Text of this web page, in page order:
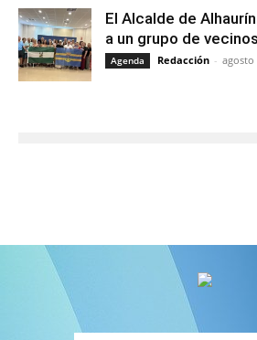
El Alcalde de
a un grupo de
Agenda Redacción - agosto